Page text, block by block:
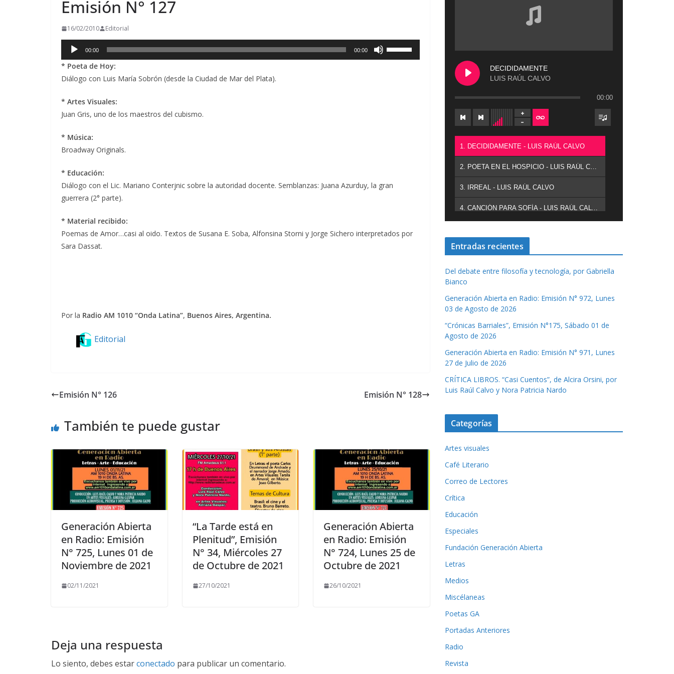
Emisión N° 127
16/02/2010 Editorial
Reproductor
de
audio
00:00 00:00
Utiliza
las
el
* Poeta de Hoy:
Diálogo con Luis María Sobrón (desde la Ciudad de Mar del Plata).
* Artes Visuales:
Juan Gris, uno de los maestros del cubismo.
* Música:
Broadway Originals.
* Educación:
Diálogo con el Lic. Mariano Conterjnic sobre la autoridad docente. Semblanzas: Juana Azurduy, la gran
guerrera (2° parte).
* Material recibido:
Poemas de Amor…casi al oido. Textos de Susana E. Soba, Alfonsina Storni y Jorge Sichero interpretados por
Sara Dassat.
Por la Radio AM 1010 “Onda Latina”, Buenos Aires, Argentina.
Editorial
Emisión N° 126 Emisión N° 128
También te puede gustar
Generación Abierta
en Radio: Emisión
N° 725, Lunes 01 de
Noviembre de 2021
02/11/2021
“La Tarde está en
Plenitud”, Emisión
N° 34, Miércoles 27
de Octubre de 2021
27/10/2021
Generación Abierta
en Radio: Emisión
N° 724, Lunes 25 de
Octubre de 2021
26/10/2021
Deja una respuesta
Lo siento, debes estarconectado para publicar un comentario.
DECIDIDAMENTE
LUIS RAÚL CALVO
00:00
1. DECIDIDAMENTE - LUIS RAÚL CALVO
2. POETA EN EL HOSPICIO - LUIS RAÚL CALVO
3. IRREAL - LUIS RAÚL CALVO
Entradas recientes
Del debate entre filosofía y tecnología, por Gabriella
Bianco
Generación Abierta en Radio: Emisión N° 972, Lunes
03 de Agosto de 2026
“Crónicas Barriales”, Emisión N°175, Sábado 01 de
Agosto de 2026
Generación Abierta en Radio: Emisión N° 971, Lunes
27 de Julio de 2026
CRÍTICA LIBROS. “Casi Cuentos”, de Alcira Orsini, por
Luis Raúl Calvo y Nora Patricia Nardo
Categorías
Artes visuales
Café Literario
Correo de Lectores
Crítica
Educación
Especiales
Fundación Generación Abierta
Letras
Medios
Miscélaneas
Poetas GA
Portadas Anteriores
Radio
Revista